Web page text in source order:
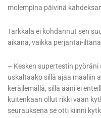
molempina päivinä
Tarkkala ei kohdannut sen
aikana, vaikka perjantai-
– Kesken supertestin
uskaltaako sillä ajaa maaliin
keräilemällä, sillä ääni ei
kuitenkaan ollut rikki vaan
seurauksena se otti kiinni